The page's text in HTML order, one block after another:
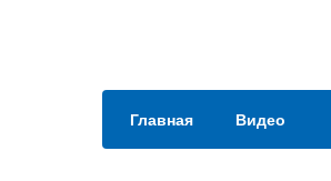
Главная Видео